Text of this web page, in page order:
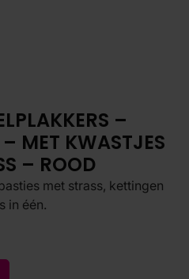
–
MET KWASTJES
– ROOD
met strass, kettingen
in één.